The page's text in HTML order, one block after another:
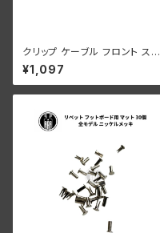
クリップ ケーブル フロント スパ
ークプラグ ハーレーダビッドソ
ン 1937-48年 EL FL
¥1,097